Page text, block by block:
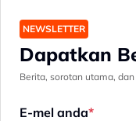
NEWSLETTER
Dapatkan
Berita, sorotan utama,
E-mel anda